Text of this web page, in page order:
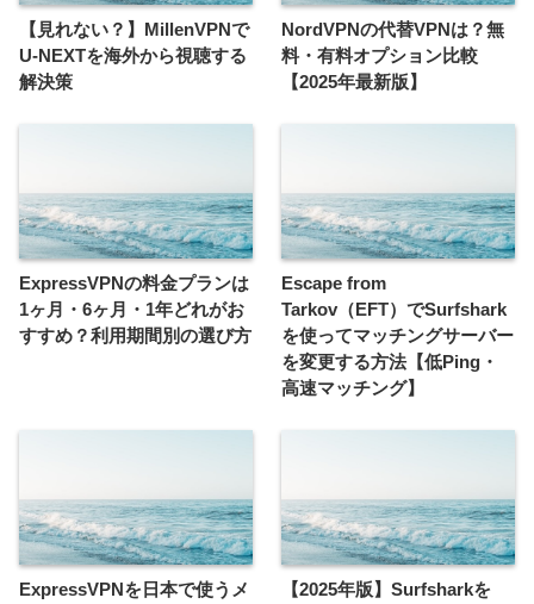
【見れない？】MillenVPNで
U-NEXTを海外から視聴する
解決策
NordVPNの代替VPNは？無
料・有料オプション比較
【2025年最新版】
ExpressVPNの料金プランは
1ヶ月・6ヶ月・1年どれがお
すすめ？利用期間別の選び方
Escape from
Tarkov（EFT）でSurfshark
を使ってマッチングサーバー
を変更する方法【低Ping・
高速マッチング】
ExpressVPNを日本で使うメ
【2025年版】Surfsharkを